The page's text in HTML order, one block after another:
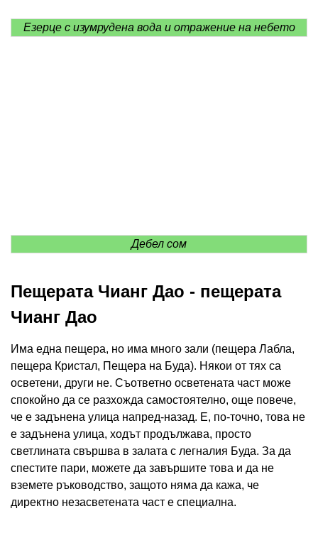
Езерце с изумрудена вода и отражение на небето
Дебел сом
Пещерата Чианг Дао - пещерата
Чианг Дао
Има една пещера, но има много зали (пещера Лабла,
пещера Кристал, Пещера на Буда). Някои от тях са
осветени, други не. Съответно осветената част може
спокойно да се разхожда самостоятелно, още повече,
че е задънена улица напред-назад. Е, по-точно, това не
е задънена улица, ходът продължава, просто
светлината свършва в залата с легналия Буда. За да
спестите пари, можете да завършите това и да не
вземете ръководство, защото няма да кажа, че
директно незасветената част е специална.